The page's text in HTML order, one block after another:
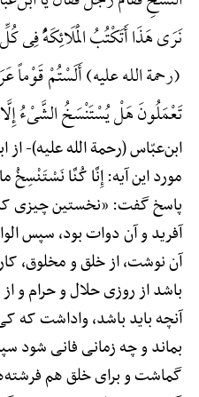
نَرَی هَذَا أَ‌تَکْتُبُ الْمَلَائِکَهًُْ فِی
(رحمة الله علیه) أَ‌لَسْتُمْ قَوْماً
تَعْمَلُونَ هَلْ یُسْتَنْسَخُ الشَّیْءُ
ابن‌عبّاس (رحمة الله علیه)-از
مورد این آیه: إِنَّا کُنَّا
پاسخ گفت: «نخستین چیزی که
آفرید و آن دوات بود، سپس
آن نوشت، از خلق و مخلوق،
باشد از روزی حلال و حرام و
آنچه باید باشد، واداشت که
بماند و چه زمانی فانی شود
گماشت و برای خلق هم